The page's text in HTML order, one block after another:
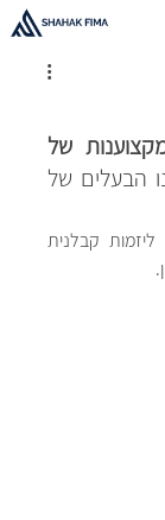
שחק הוא מייסד החברה וחזונו לבנות חברה ליזמות קבלנית